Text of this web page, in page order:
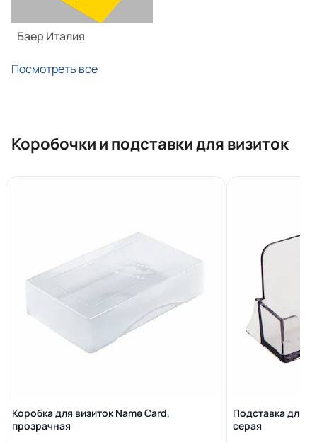
Баер Италия
Посмотреть все
Коробочки и подставки для визиток
Коробка для визиток Name Сard,
прозрачная
Подставка для
серая